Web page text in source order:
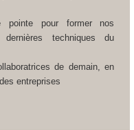
pointe pour former nos
techniques du
de demain, en
entreprises